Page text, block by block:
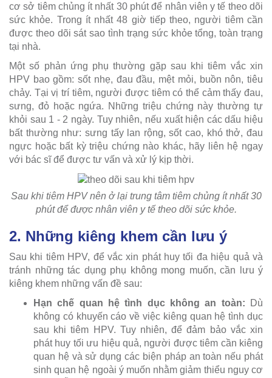
cơ sở tiêm chủng ít nhất 30 phút để nhân viên y tế theo dõi
sức khỏe. Trong ít nhất 48 giờ tiếp theo, người tiêm cần
được theo dõi sát sao tình trạng sức khỏe tổng, toàn trạng
tại nhà.
Một số phản ứng phụ thường gặp sau khi tiêm vắc xin
HPV bao gồm: sốt nhẹ, đau đầu, mệt mỏi, buồn nôn, tiêu
chảy. Tại vị trí tiêm, người được tiêm có thể cảm thấy đau,
sưng, đỏ hoặc ngứa. Những triệu chứng này thường tự
khỏi sau 1 - 2 ngày. Tuy nhiên, nếu xuất hiện các dấu hiệu
bất thường như: sưng tấy lan rộng, sốt cao, khó thở, đau
ngực hoặc bất kỳ triệu chứng nào khác, hãy liên hệ ngay
với bác sĩ để được tư vấn và xử lý kịp thời.
Sau khi tiêm HPV nên ở lại trung tâm tiêm chủng ít nhất 30
phút để được nhân viên y tế theo dõi sức khỏe.
2. Những kiêng khem cần lưu ý
Sau khi tiêm HPV, để vắc xin phát huy tối đa hiệu quả và
tránh những tác dụng phụ không mong muốn, cần lưu ý
kiêng khem những vấn đề sau:
Hạn chế quan hệ tình dục không an toàn:
Dù
không có khuyến cáo về việc kiêng quan hệ tình dục
sau khi tiêm HPV. Tuy nhiên, để đảm bảo vắc xin
phát huy tối ưu hiệu quả, người được tiêm cần kiêng
quan hệ và sử dụng các biện pháp an toàn nếu phát
sinh quan hệ ngoài ý muốn nhằm giảm thiểu nguy cơ